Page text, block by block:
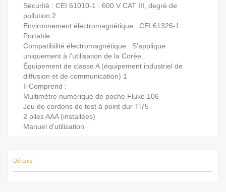
Sécurité : CEI 61010-1 : 600 V CAT III, degré de
pollution 2
Environnement électromagnétique : CEI 61326-1 :
Portable
Compatibilité électromagnétique : S’applique
uniquement à l’utilisation de la Corée.
Équipement de classe A (équipement industriel de
diffusion et de communication) 1
Il Comprend :
Multimètre numérique de poche Fluke 106
Jeu de cordons de test à point dur Tl75
2 piles AAA (installées)
Manuel d'utilisation
Détails